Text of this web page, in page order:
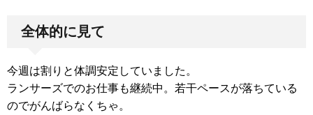
全体的に見て
今週は割りと体調安定していました。
ランサーズでのお仕事も継続中。若干ペースが落ちている
のでがんばらなくちゃ。